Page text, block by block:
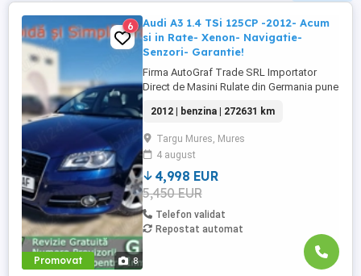
Promovat 8
6
Audi A3 1.4 TSi 125CP -2012- Acum
si in Rate- Xenon- Navigatie-
Senzori- Garantie!
Firma AutoGraf Trade SRL Importator
Direct de Masini Rulate din Germania pune
125CP Euro 5 Attraction 6+1 Viteze
{GARANTIE 3 Luni Pentru Motor si Cutia de
Viteze} - Certificarea Kilometriilor - -
Masina Verificata de Dealer - - Revizie
Gratuita la predare - POSIBILITATE ...
2012 | benzina | 272631 km
Targu Mures, Mures
4 august
4,998 EUR
5,450 EUR
Telefon validat
Repostat automat